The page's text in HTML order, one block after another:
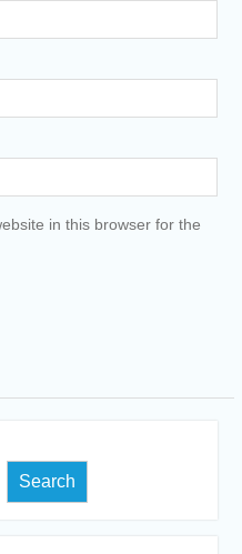
in this browser for the
Search